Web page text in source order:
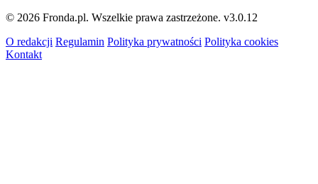
© 2026 Fronda.pl. Wszelkie prawa zastrzeżone. v3.0.12
O redakcji Regulamin Polityka prywatności Polityka cookies
Kontakt